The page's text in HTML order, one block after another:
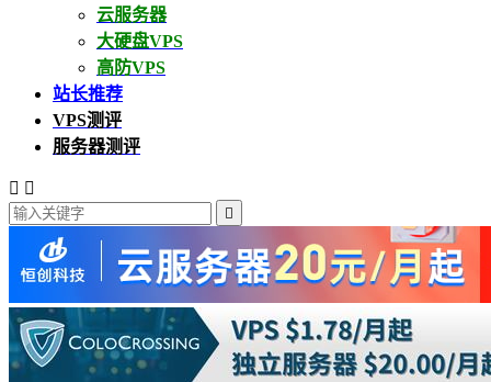
云服务器
大硬盘VPS
高防VPS
站长推荐
VPS测评
服务器测评
 
